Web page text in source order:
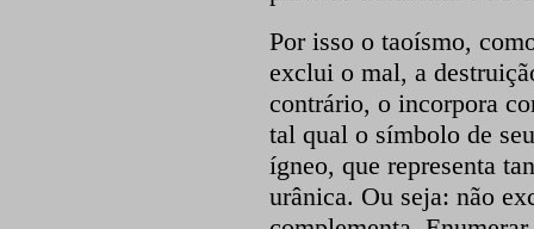
Por isso o taoísmo,
exclui o mal, a
contrário, o incorpora
tal qual o símbolo de
ígneo, que representa
urânica. Ou seja: não